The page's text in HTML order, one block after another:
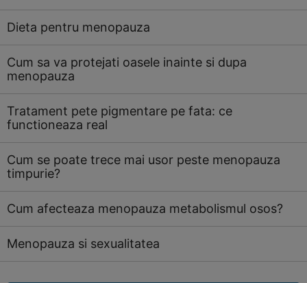
Dieta pentru menopauza
Cum sa va protejati oasele inainte si dupa
menopauza
Tratament pete pigmentare pe fata: ce
functioneaza real
Cum se poate trece mai usor peste menopauza
timpurie?
Cum afecteaza menopauza metabolismul osos?
Menopauza si sexualitatea